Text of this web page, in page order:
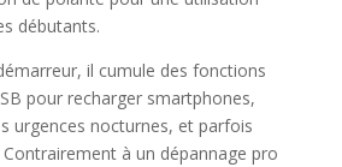
débutants.
il cumule des fonctions
pour recharger smartphones,
urgences nocturnes, et parfois
Contrairement à un dépannage pro